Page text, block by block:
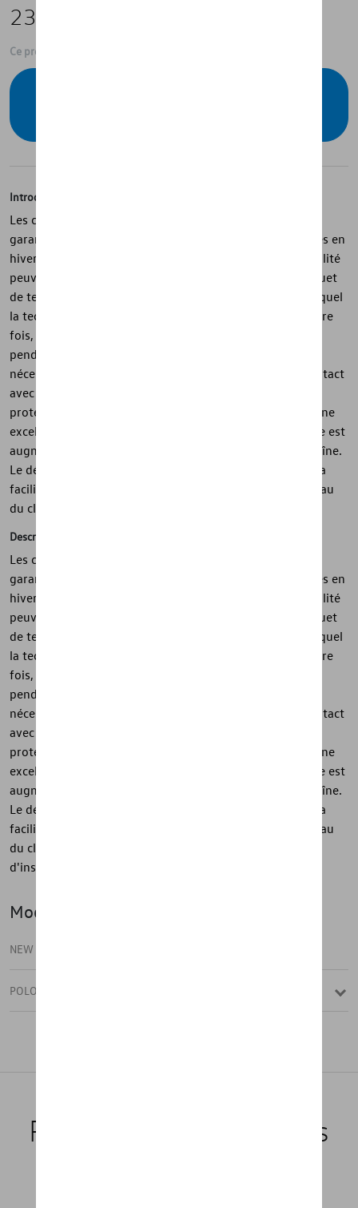
234,99 €
Ce produit n'est actuellement pas de stock
Introduction
Les chaînes à neige Servo 9 d'origine Volkswagen
garantissent une adhérence sûre sur les routes enneigées en
hiver. Les chaînes de montage stationnaire de haute qualité
peuvent être montées rapidement et facilement. Le cliquet
de tension automatique de dernière génération, dans lequel
la technologie brevetée Servo est utilisée pour la première
fois, garantit une tension de chaîne précise et uniforme
pendant la conduite. La retension manuelle n'est plus
nécessaire. Toutes les pièces externes qui entrent en contact
avec la roue sont enfermées dans du plastique pour les
protéger. Alors que le maillage serré de la chaîne offre une
excellente adhérence, la durée de vie de la chaîne à neige est
augmentée grâce à la réversibilité des maillons de la chaîne.
Le démontage est à la fois très simple et fluide grâce à la
facilité de déblocage du système de verrouillage au niveau
du cliquet.
Description
Les chaînes à neige Servo 9 d'origine Volkswagen
garantissent une adhérence sûre sur les routes enneigées en
hiver. Les chaînes de montage stationnaire de haute qualité
peuvent être montées rapidement et facilement. Le cliquet
de tension automatique de dernière génération, dans lequel
la technologie brevetée Servo est utilisée pour la première
fois, garantit une tension de chaîne précise et uniforme
pendant la conduite. La retension manuelle n'est plus
nécessaire. Toutes les pièces externes qui entrent en contact
avec la roue sont enfermées dans du plastique pour les
protéger. Alors que le maillage serré de la chaîne offre une
excellente adhérence, la durée de vie de la chaîne à neige est
augmentée grâce à la réversibilité des maillons de la chaîne.
Le démontage est à la fois très simple et fluide grâce à la
facilité de déblocage du système de verrouillage au niveau
du cliquet. Inclus : 2 unités, y compris les instructions
d'installation et le sac de rangement.
Modèle(s)
NEW POLO
POLO
Produits recommandés